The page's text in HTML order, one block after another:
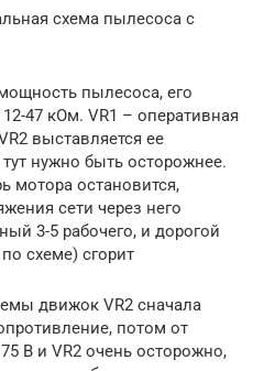
схема пылесоса с
пылесоса, его
47 кОм. VR1 – оперативная
выставляется ее
нужно быть осторожнее.
мотора остановится,
сети через него
3-5 рабочего, и дорогой
схеме) сгорит
движок VR2 сначала
потом от
В и VR2 очень осторожно,